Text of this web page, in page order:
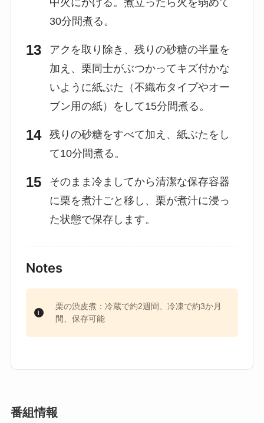
中火にかける。煮立ったら火を弱めて
30分間煮る。
アクを取り除き、残りの砂糖の半量を
加え、栗同士がぶつかってキズ付かな
いように紙ぶた（不織布タイプやオー
ブン用の紙）をして15分間煮る。
残りの砂糖をすべて加え、紙ぶたをし
て10分間煮る。
そのまま冷ましてから清潔な保存容器
に栗を煮汁ごと移し、栗が煮汁に浸っ
た状態で保存します。
Notes
栗の渋皮煮：冷蔵で約2週間、冷凍で約3か月
間、保存可能
番組情報